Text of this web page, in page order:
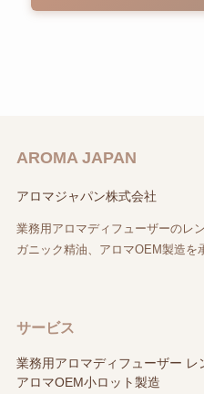
AROMA JAPAN
アロマジャパン株式会社
業務用アロマディフューザーのレ
ガニック精油、アロマOEM製造を
サービス
業務用アロマディフューザー レ
アロマOEM小ロット製造